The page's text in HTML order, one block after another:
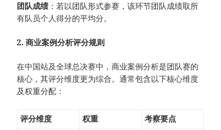
团队成绩：若以团队形式参赛，该环节团队成绩取所
有队员个人得分的平均分。
2. 商业案例分析评分规则
在中国站及全球总决赛中，商业案例分析是团队赛的
核心，其评分维度更为综合。通常包含以下核心维度
及权重分配：
评分维度 权重
考察要点